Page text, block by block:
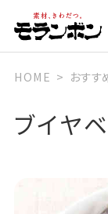
HOME おすす
ブイヤ